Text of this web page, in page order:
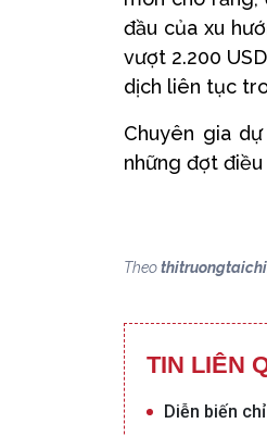
đầu của xu
vượt 2.200
dịch liên tục
Chuyên gia
những đợt
Theo
TIN LIÊN
Diễn biến